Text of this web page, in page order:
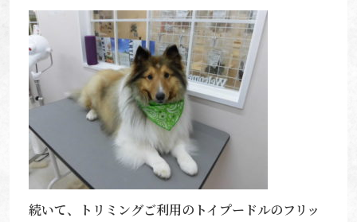
続いて、トリミングご利用のトイプードルのフリッ